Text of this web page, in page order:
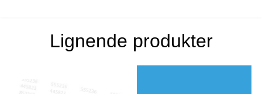
Lignende produkter